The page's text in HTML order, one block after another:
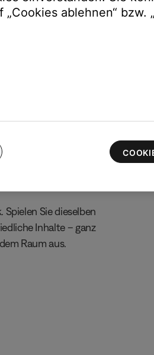
ein und erhalten Sie bis zu
Ohrhörer
Sie dieselben
Inhalte – ganz
Raum aus.
ablehnen“ bzw.